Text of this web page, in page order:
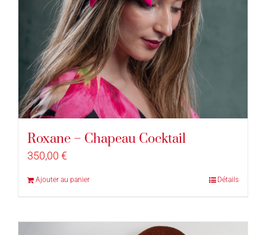
Roxane – Chapeau Cocktail
350,00 €
Ajouter au panier Détails